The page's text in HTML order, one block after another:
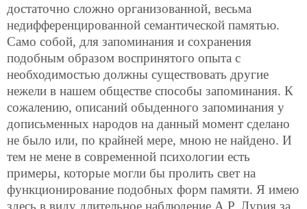
достаточно сложно организованной, весьма
недифференцированной семантической памятью.
Само собой, для запоминания и сохранения
подобным образом воспринятого опыта с
необходимостью должны существовать другие
нежели в нашем обществе способы запоминания. К
сожалению, описаний обыденного запоминания у
дописьменных народов на данный момент сделано
не было или, по крайней мере, мною не найдено. И
тем не мене в современной психологии есть
примеры, которые могли бы пролить свет на
функционирование подобных форм памяти. Я имею
здесь в виду длительное наблюдение А.Р. Лурия за